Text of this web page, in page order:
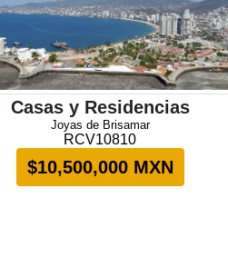
Casas y Residencias
Joyas de Brisamar
RCV10810
$10,500,000 MXN